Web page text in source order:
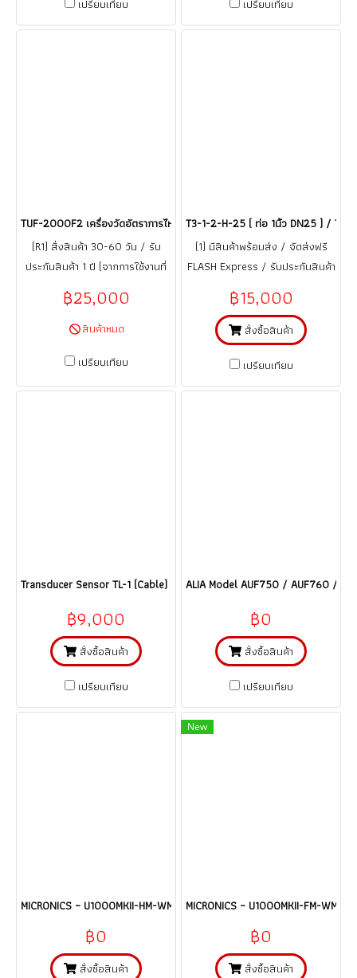
เปรียบเทียบ เปรียบเทียบ
TUF-2000F2 เครื่องวัดอัตราการไหลของเหลว แบบอุลตร้าโซนิคชนิดรัดท่อแบ
(R1) สั่งสินค้า 30-60 วัน / รับ
ประกันสินค้า 1 ปี (จากการใช้งานที่
฿25,000
สินค้าหมด
เปรียบเทียบ
T3-1-2-H-25 ( ท่อ 1นิ้ว DN25 ) /
(1) มีสินค้าพร้อมส่ง / จัดส่งฟรี
FLASH Express / รับประกันสินค้า
คู่มือ)
฿15,000
สั่งซื้อสินค้า
เปรียบเทียบ
Transducer Sensor TL-1 (Cable) หัววัดทรานสดิวเซอร์ สำหรับท่อ 12 - 236 นิ้
฿9,000
สั่งซื้อสินค้า
เปรียบเทียบ
ALIA Model AUF750 / AUF760 /
฿0
สั่งซื้อสินค้า
เปรียบเทียบ
MICRONICS – U1000MKII-HM-WM เครื่องวัดอัตราการไหลแบบอุลตร้าโซนิ
฿0
สั่งซื้อสินค้า
New
MICRONICS – U1000MKII-FM-WM
฿0
สั่งซื้อสินค้า